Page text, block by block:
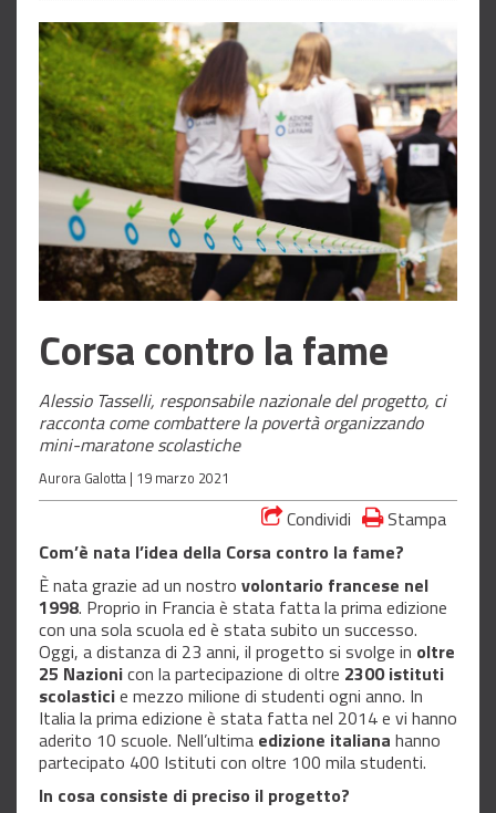
Corsa contro la fame
Alessio Tasselli, responsabile nazionale del progetto, ci
racconta come combattere la povertà organizzando
mini-maratone scolastiche
Aurora Galotta | 19 marzo 2021
Condividi
Stampa
Com’è nata l’idea della Corsa contro la fame?
È nata grazie ad un nostro volontario francese nel
1998. Proprio in Francia è stata fatta la prima edizione
con una sola scuola ed è stata subito un successo.
Oggi, a distanza di 23 anni, il progetto si svolge in oltre
25 Nazionicon la partecipazione di oltre 2300 istituti
scolasticie mezzo milione di studenti ogni anno. In
Italia la prima edizione è stata fatta nel 2014 e vi hanno
aderito 10 scuole. Nell’ultima edizione italiana hanno
partecipato 400 Istituti con oltre 100 mila studenti.
In cosa consiste di preciso il progetto?